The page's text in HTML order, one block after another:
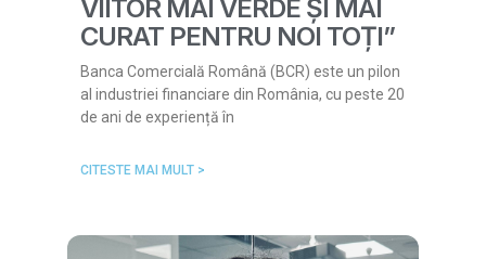
VIITOR MAI VERDE ȘI MAI
CURAT PENTRU NOI TOȚI”
Banca Comercială Română (BCR) este un pilon
al industriei financiare din România, cu peste 20
de ani de experiență în
CITESTE MAI MULT >